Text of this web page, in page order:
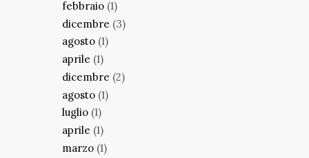
febbraio (1)
dicembre (3)
agosto (1)
aprile (1)
dicembre (2)
agosto (1)
luglio (1)
aprile (1)
marzo (1)